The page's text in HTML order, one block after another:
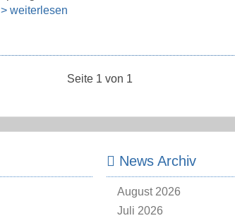
> weiterlesen
Seite 1 von 1
News Archiv
August 2026
Juli 2026